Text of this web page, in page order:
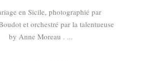
en Sicile, photographié par
et orchestré par la talentueuse
by Anne Moreau .